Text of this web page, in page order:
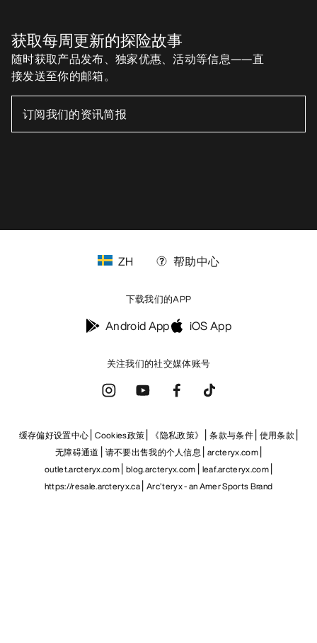
获取每周更新的探险故事
随时获取产品发布、独家优惠、活动等信息——直
接发送至你的邮箱。
关注我们的社交媒体账号
ZH 帮助中心
下载我们的APP
Android App iOS App
缓存偏好设置中心 Cookies政策 《隐私政策》 条款与条件 使用条款
无障碍通道
请不要出售我的个人信息 arcteryx.com
outlet.arcteryx.com blog.arcteryx.com leaf.arcteryx.com
https://resale.arcteryx.ca Arc'teryx - an Amer Sports Brand